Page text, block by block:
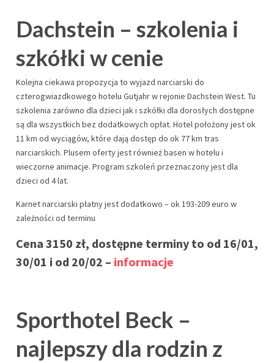
Dachstein – szkolenia i
szkółki w cenie
Kolejna ciekawa propozycja to wyjazd narciarski do
czterogwiazdkowego hotelu Gutjahr w rejonie Dachstein West. Tu
szkolenia zarówno dla dzieci jak i szkółki dla dorosłych dostępne
są dla wszystkich bez dodatkowych opłat. Hotel położony jest ok
11 km od wyciągów, które dają dostęp do ok 77 km tras
narciarskich. Plusem oferty jest również basen w hotelu i
wieczorne animacje. Program szkoleń przeznaczony jest dla
dzieci od 4 lat.
Karnet narciarski płatny jest dodatkowo – ok 193-209 euro w
zależności od terminu
Cena 3150 zł, dostępne terminy to od 16/01,
30/01 i od 20/02 – informacje
Sporthotel Beck –
najlepszy dla rodzin z